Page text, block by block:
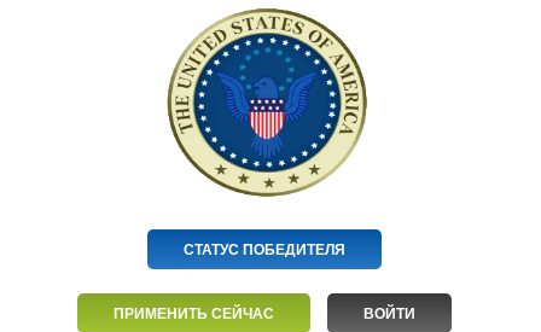
СТАТУС ПОБЕДИТЕЛЯ
ПРИМЕНИТЬ СЕЙЧАС ВОЙТИ